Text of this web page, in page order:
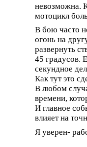
невозможна.
мотоцикл
В бою часто
огонь на
развернуть
45 градусов.
секундное
Как тут это
В любом
времени,
И главное
влияет на
Я уверен-